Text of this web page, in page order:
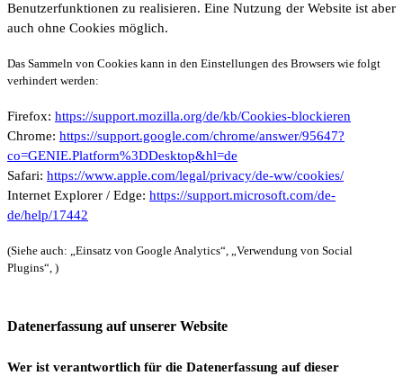
Benutzerfunktionen zu realisieren. Eine Nutzung der Website ist aber
auch ohne Cookies möglich.
Das Sammeln von Cookies kann in den Einstellungen des Browsers wie folgt
verhindert werden:
Firefox: https://support.mozilla.org/de/kb/Cookies-blockieren
Chrome: https://support.google.com/chrome/answer/95647?
co=GENIE.Platform%3DDesktop&hl=de
Safari: https://www.apple.com/legal/privacy/de-ww/cookies/
Internet Explorer / Edge: https://support.microsoft.com/de-
de/help/17442
(Siehe auch: „Einsatz von Google Analytics“, „Verwendung von Social
Plugins“, )
Datenerfassung auf unserer Website
Wer ist verantwortlich für die Datenerfassung auf dieser